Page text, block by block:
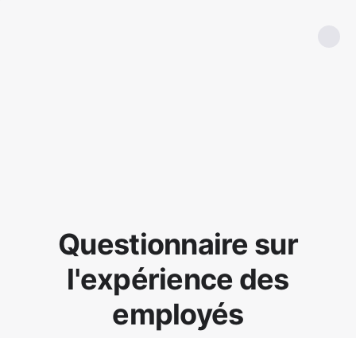
Questionnaire sur
l'expérience des
employés